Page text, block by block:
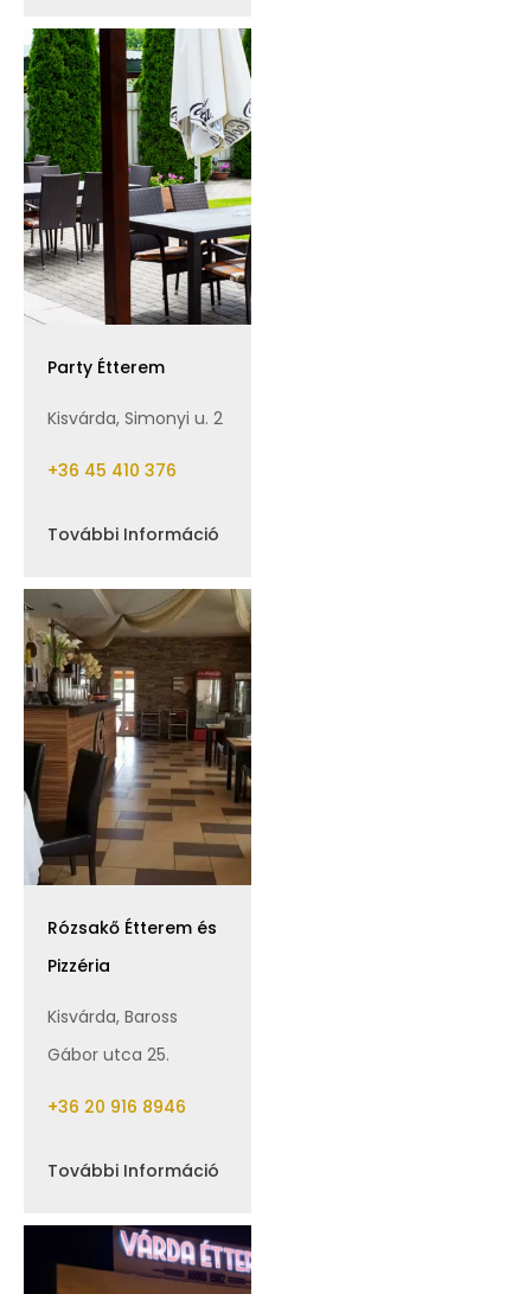
Party Étterem
Kisvárda, Simonyi u. 2
+36 45 410 376
További Információ
Rózsakő Étterem és
Pizzéria
Kisvárda, Baross
Gábor utca 25.
+36 20 916 8946
További Információ